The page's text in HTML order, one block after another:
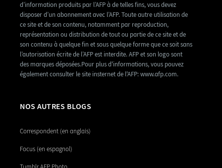
d’information produits par l’AFP à de telles fins, vous devez
disposer d’un abonnement avec l’AFP. Toute autre utilisation de
ce site et de son contenu, notamment par reproduction,
représentation ou distribution de tout ou partie de ce site et de
son contenu à quelque fin et sous quelque forme que ce soit sans
l’autorisation écrite de l’AFP est interdite. AFP et son logo sont
des marques déposées.Pour plus d'informations, vous pouvez
également consulter le site insternet de l'AFP: www.afp.com.
NOS AUTRES BLOGS
Correspondent (en anglais)
Focus (en espagnol)